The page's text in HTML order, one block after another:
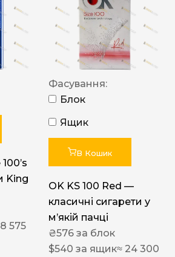
King
575
Фасування:
Блок
Ящик
В Кошик
OK KS 100 Red —
класичні сигарети у
м’якій пачці
₴576 за блок
$540 за ящик≈ 24 300